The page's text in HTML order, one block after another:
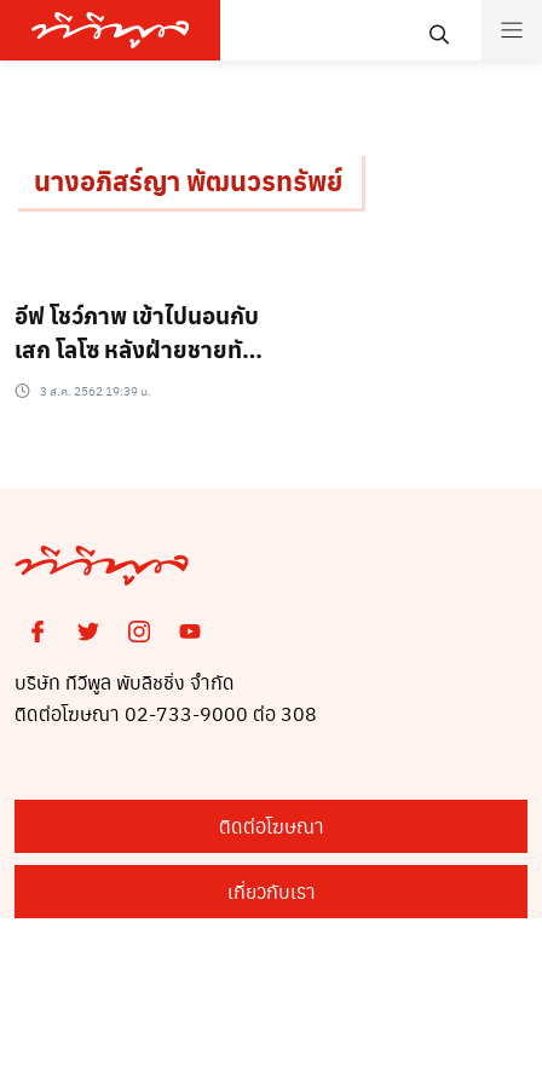
นางอภิสร์ญา พัฒนวรทรัพย์
อีฟ โชว์ภาพ เข้าไปนอนกับ
เสก โลโซ หลังฝ่ายชายทัก
ให้กลับไปอยู่ด้วย!!
3 ส.ค. 2562 19:39 น.
บริษัท ทีวีพูล พับลิชชิ่ง จำกัด
ติดต่อโฆษณา 02-733-9000 ต่อ 308
ติดต่อโฆษณา
เกี่ยวกับเรา